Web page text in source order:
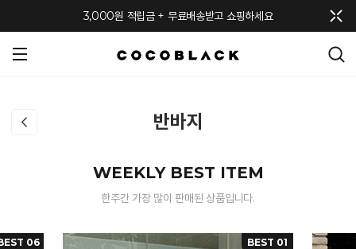
3,000원 적립금 + 무료배송받고 쇼핑하세요
반바지
WEEKLY BEST ITEM
한주간 가장 많이 판매된 상품입니다.
06 BEST 01